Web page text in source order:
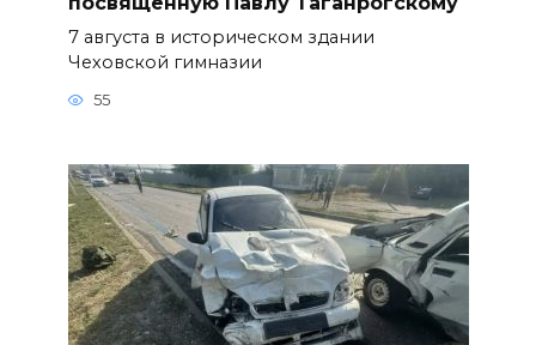
7 августа в историческом здании
Чеховской гимназии
55